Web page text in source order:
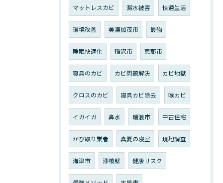
マットレスカビ 漏水被害 快適生活
環境改善 美濃加茂市 最強
睡眠快適化 稲沢市 恵那市
寝具のカビ カビ問題解決 カビ地獄
クロスのカビ 寝具カビ除去 喉カビ
イガイガ 鼻水 瑞浪市 中古住宅
かび取り業者 真夏の寝室 現地調査
海津市 漆喰壁 健康リスク